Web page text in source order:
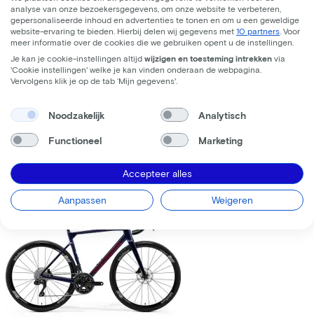
Trek Fuel+ LX 9.8 XT Gen 2 (2026)
Leaseprijs p/m vanaf
€195,63
Prijs €8.699,00
analyse van onze bezoekersgegevens, om onze website te verbeteren,
gepersonaliseerde inhoud en advertenties te tonen en om u een geweldige
website-ervaring te bieden. Hierbij delen wij gegevens met 10 partners . Voor
meer informatie over de cookies die we gebruiken opent u de instellingen.
Je kan je cookie-instellingen altijd wijzigen en toesteming intrekken via
'Cookie instellingen' welke je kan vinden onderaan de webpagina.
Vervolgens klik je op de tab ‘Mijn gegevens'.
Noodzakelijk Analytisch
Functioneel Marketing
Accepteer alles
Aanpassen Weigeren